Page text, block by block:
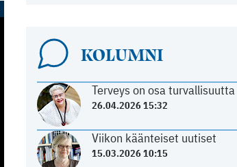
KOLUMNI
Terveys on osa turvallisuutta
26.04.2026 15:32
Viikon käänteiset uutiset
15.03.2026 10:15